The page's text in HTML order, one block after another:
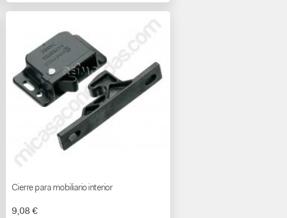
Cierre para mobiliario interior
9,08 €